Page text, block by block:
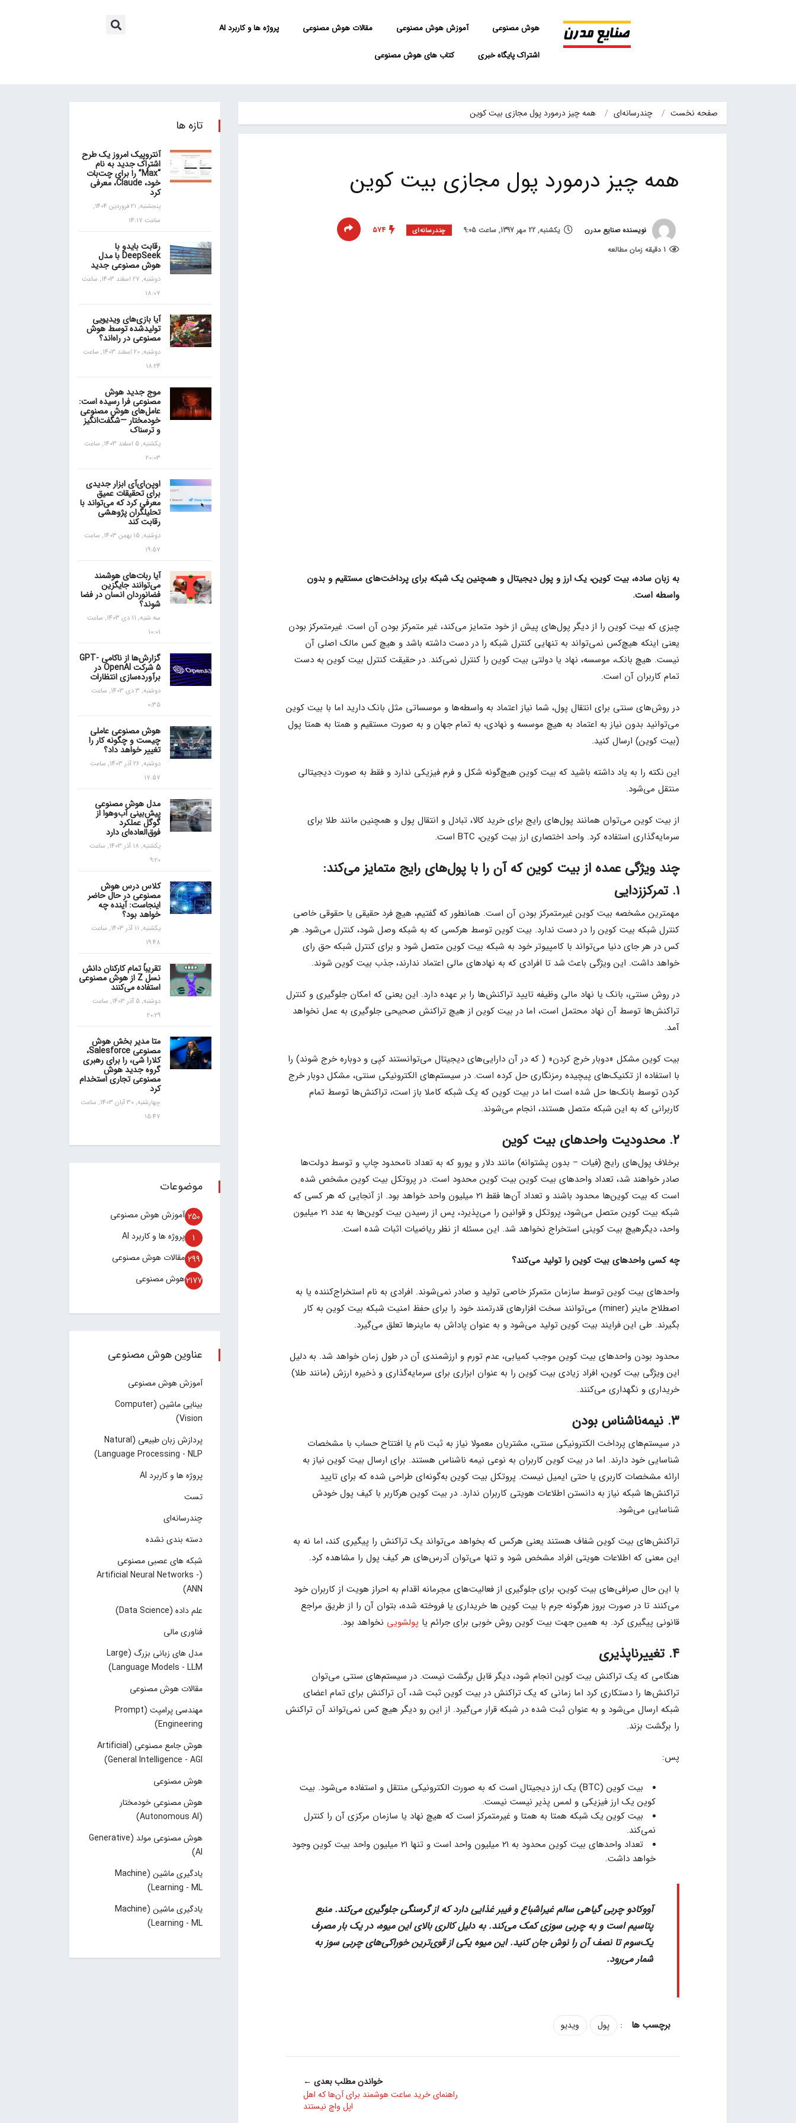
هوش مصنوعی آموزش هوش مصنوعی مقالات هوش مصنوعی پروژه ها و کاربرد AI
اشتراک پایگاه خبری کتاب های هوش مصنوعی
صفحه نخست چند‌‌رسانه‌ای همه چیز درمورد پول مجازی بیت کوین
همه چیز درمورد پول مجازی بیت کوین
نویسنده صنایع مدرن یکشنبه, 22 مهر 1397, ساعت 9:05 چند‌‌رسانه‌ای
574
1 دقیقه زمان مطالعه
به زبان ساده، بیت کوین، یک ارز و پول دیجیتال و همچنین یک شبکه برای پرداخت‌های مستقیم و بدون
واسطه است.
چیزی که بیت کوین را از دیگر پول‌های پیش از خود متمایز می‌کند، غیر متمرکز بودن آن است. غیرمتمرکز بودن
یعنی اینکه هیچ‌کس نمی‌تواند به تنهایی کنترل شبکه را در دست داشته باشد و هیچ کس مالک اصلی آن
نیست. هیچ بانک، موسسه، نهاد یا دولتی بیت کوین را کنترل نمی‌کند. در حقیقت کنترل بیت کوین به دست
تمام کاربران آن است.
در روش‌های سنتی برای انتقال پول، شما نیاز اعتماد به واسطه‌ها و موسساتی مثل بانک دارید اما با بیت کوین
می‌توانید بدون نیاز به اعتماد به هیچ موسسه و نهادی، به تمام جهان و به صورت مستقیم و همتا به همتا پول
(بیت کوین) ارسال کنید.
این نکته را به یاد داشته باشید که بیت کوین هیچ‌گونه شکل و فرم فیزیکی ندارد و فقط به صورت دیجیتالی
منتقل می‌شود.
از بیت کوین می‌توان همانند پول‌های رایج برای خرید کالا، تبادل و انتقال پول و همچنین مانند طلا برای
سرمایه‌گذاری استفاده کرد. واحد اختصاری ارز بیت کوین، BTC است.
چند ویژگی عمده از بیت کوین که آن را با پول‌های رایج متمایز می‌کند:
۱. تمرکززدایی
مهمترین مشخصه بیت کوین غیرمتمرکز بودن آن است. همانطور که گفتیم، هیچ فرد حقیقی یا حقوقی خاصی
کنترل شبکه بیت کوین را در دست ندارد. بیت کوین توسط هرکسی که به شبکه وصل شود، کنترل می‌شود. هر
کس در هر جای دنیا می‌تواند با کامپیوتر خود به شبکه بیت کوین متصل شود و برای کنترل شبکه حق رای
خواهد داشت. این ویژگی باعث شد تا افرادی که به نهادهای مالی اعتماد ندارند، جذب بیت کوین شوند.
در روش سنتی، بانک یا نهاد مالی وظیفه تایید تراکنش‌ها را بر عهده دارد. این یعنی که امکان جلوگیری و کنترل
تراکنش‌ها توسط آن نهاد محتمل است، اما در بیت کوین از هیچ تراکنش صحیحی جلوگیری به عمل نخواهد
آمد.
بیت کوین مشکل «دوبار خرج کردن» ( که در آن دارایی‌های دیجیتال می‌توانستند کپی و دوباره خرج شوند) را
با استفاده از تکنیک‌های پیچیده رمزنگاری حل کرده است. در سیستم‌های الکترونیکی سنتی، مشکل دوبار خرج
کردن توسط بانک‌ها حل شده است اما در بیت کوین که یک شبکه کاملا باز است، تراکنش‌ها توسط تمام
کاربرانی که به این شبکه متصل هستند، انجام می‌شوند.
۲. محدودیت واحدهای بیت کوین
برخلاف پول‌های رایج (فیات – بدون پشتوانه) مانند دلار و یورو که به تعداد نامحدود چاپ و توسط دولت‌ها
صادر خواهند شد، تعداد واحدهای بیت کوین بیت کوین محدود است. در پروتکل بیت کوین مشخص شده
است که بیت کوین‌ها محدود باشند و تعداد آن‌ها فقط ۲۱ میلیون واحد خواهد بود. از آنجایی که هر کسی که
شبکه بیت کوین متصل می‌شود، پروتکل‌ و قوانین را می‌پذیرد، پس از رسیدن بیت کوین‌ها به عدد ۲۱ میلیون
واحد، دیگرهیچ بیت کوینی استخراج نخواهد شد. این مسئله از نظر ریاضیات اثبات شده است.
چه کسی واحدهای بیت کوین را تولید می‌کند؟
واحدهای بیت کوین توسط سازمان متمرکز خاصی تولید و صادر نمی‌شوند. افرادی به نام استخراج‌کننده یا به
اصطلاح ماینر (miner) می‌توانند سخت افزارهای قدرتمند خود را برای حفظ امنیت شبکه بیت کوین به کار
بگیرند. طی این فرایند بیت کوین تولید می‌شود و به عنوان پاداش به ماینرها تعلق می‌گیرد.
محدود بودن واحدهای بیت کوین موجب کمیابی، عدم تورم و ارزشمندی آن در طول زمان خواهد شد. به دلیل
این ویژگی بیت کوین، افراد زیادی بیت کوین را به عنوان ابزاری برای سرمایه‌گذاری و ذخیره ارزش (مانند طلا)
خریداری و نگهداری می‌کنند.
۳. نیمه‌ناشناس بودن
در سیستم‌های پرداخت الکترونیکی سنتی، مشتریان معمولا نیاز به ثبت نام یا افتتاح حساب با مشخصات
شناسایی خود دارند. اما در بیت کوین کاربران به نوعی نیمه ناشناس هستند. برای ارسال بیت کوین نیاز به
ارائه مشخصات کاربری یا حتی ایمیل نیست. پروتکل بیت کوین به‌گونه‌ای طراحی شده که برای تایید
تراکنش‌ها شبکه نیاز به دانستن اطلاعات هویتی کاربران ندارد. در بیت کوین هرکاربر با کیف پول خودش
شناسایی می‌شود.
تراکنش‌های بیت کوین شفاف هستند یعنی هرکس که بخواهد می‌تواند یک تراکنش را پیگیری کند، اما نه به
این معنی که اطلاعات هویتی افراد مشخص شود و تنها می‌توان آدرس‌های هر کیف پول را مشاهده کرد.
با این حال صرافی‌های بیت کوین، برای جلوگیری از فعالیت‌های مجرمانه اقدام به احراز هویت از کاربران خود
می‌کنند تا در صورت بروز هرگونه جرم با بیت کوین ها خریداری یا فروخته شده، بتوان آن‌ را از طریق مراجع
قانونی پیگیری کرد. به همین جهت بیت کوین روش خوبی برای جرائم یا پولشویی نخواهد بود.
۴. تغییرناپذیری
هنگامی که یک تراکنش بیت کوین انجام شود، دیگر قابل برگشت نیست. در سیستم‌های سنتی می‌توان
تراکنش‌ها را دستکاری کرد اما زمانی که یک تراکنش در بیت کوین ثبت شد، آن تراکنش برای تمام اعضای
شبکه ارسال می‌شود و به عنوان ثبت شده در شبکه قرار می‌گیرد. از این رو دیگر هیچ کس نمی‌تواند آن تراکنش
را برگشت بزند.
پس:
بیت کوین (BTC) یک ارز دیجیتال است که به صورت الکترونیکی منتقل و استفاده می‌شود. بیت
کوین یک ارز فیزیکی و لمس پذیر نیست نیست.
بیت کوین یک شبکه همتا به همتا و غیرمتمرکز است که هیچ نهاد یا سازمان مرکزی آن را کنترل
نمی‌کند.
تعداد واحدهای بیت کوین محدود به ۲۱ میلیون واحد است و تنها ۲۱ میلیون واحد بیت کوین وجود
خواهد داشت.
آووکادو چربی گیاهی سالم غیراشباع و فیبر غذایی دارد که از گرسنگی جلوگیری می‌کند. منبع
پتاسیم است و به چربی سوزی کمک می‌کند. به دلیل کالری بالای این میوه، در یک بار مصرف
یک‌سوم تا نصف آن را نوش جان کنید. این میوه یکی از قوی‌ترین خوراکی‌های چربی سوز به
شمار می‌رود.
: پول ویدیو
خواندن مطلب بعدی ←
راهنمای خرید ساعت هوشمند برای آن‌ها که اهل
اپل واچ نیستند
تازه ها
آنتروپیک امروز یک طرح
اشتراک جدید به نام
“Max” را برای چت‌بات
خود، Claude، معرفی
کرد
پنجشنبه, 21 فروردین 1404,
ساعت 14:17
رقابت بایدو با
DeepSeek با مدل
هوش مصنوعی جدید
دوشنبه, 27 اسفند 1403, ساعت
18:07
آیا بازی‌های ویدیویی
تولیدشده توسط هوش
مصنوعی در راه‌اند؟
دوشنبه, 20 اسفند 1403, ساعت
18:24
موج جدید هوش
مصنوعی فرا رسیده است:
عامل‌های هوش مصنوعی
خودمختار —شگفت‌انگیز
و ترسناک
یکشنبه, 5 اسفند 1403, ساعت
20:03
اوپن‌ای‌آی ابزار جدیدی
برای تحقیقات عمیق
معرفی کرد که می‌تواند با
تحلیلگران پژوهشی
رقابت کند
دوشنبه, 15 بهمن 1403, ساعت
19:57
آیا ربات‌های هوشمند
می‌توانند جایگزین
فضانوردان انسان در فضا
شوند؟
سه شنبه, 11 دی 1403, ساعت
10:01
گزارش‌ها از ناکامی GPT-
5 شرکت OpenAI در
برآورده‌سازی انتظارات
دوشنبه, 3 دی 1403, ساعت
0:35
هوش مصنوعی عاملی
چیست و چگونه کار را
تغییر خواهد داد؟
دوشنبه, 26 آذر 1403, ساعت
17:57
مدل هوش مصنوعی
پیش‌بینی آب‌و‌هوا از
گوگل عملکرد
فوق‌العاده‌ای دارد
یکشنبه, 18 آذر 1403, ساعت
9:20
کلاس درس هوش
مصنوعی در حال حاضر
اینجاست: آینده چه
خواهد بود؟
یکشنبه, 11 آذر 1403, ساعت
19:48
تقریباً تمام کارکنان دانش
نسل Z از هوش مصنوعی
استفاده می‌کنند
دوشنبه, 5 آذر 1403, ساعت
20:29
متا مدیر بخش هوش
مصنوعی Salesforce،
کلارا شی، را برای رهبری
گروه جدید هوش
مصنوعی تجاری استخدام
کرد
چهارشنبه, 30 آبان 1403, ساعت
15:47
موضوعات
آموزش هوش مصنوعی 250
پروژه ها و کاربرد AI 1
مقالات هوش مصنوعی 299
هوش مصنوعی2177
عناوین هوش مصنوعی
آموزش هوش مصنوعی
بینایی ماشین (Computer
Vision)
پردازش زبان طبیعی (Natural
Language Processing - NLP)
پروژه ها و کاربرد AI
تست
چند‌‌رسانه‌ای
دسته بندی نشده
شبکه های عصبی مصنوعی
(Artificial Neural Networks -
ANN)
علم داده (Data Science)
فناوری مالی
مدل های زبانی بزرگ (Large
Language Models - LLM)
مقالات هوش مصنوعی
مهندسی پرامپت (Prompt
Engineering)
هوش جامع مصنوعی (Artificial
General Intelligence - AGI)
هوش مصنوعی
هوش مصنوعی خودمختار
(Autonomous AI)
هوش مصنوعی مولد (Generative
AI)
یادگیری ماشین (Machine
Learning - ML)
یادگیری ماشین (Machine
Learning - ML)